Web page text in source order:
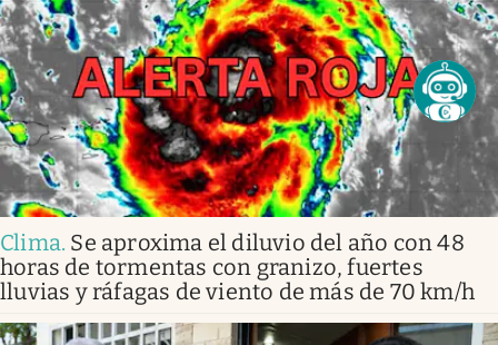
Clima. Se aproxima el diluvio del año con 48
horas de tormentas con granizo, fuertes
lluvias y ráfagas de viento de más de 70 km/h